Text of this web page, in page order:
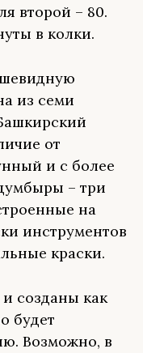
второй – 80.
в колки.
из семи
от
и с более
– три
на
инструментов
краски.
созданы как
будет
Возможно, в